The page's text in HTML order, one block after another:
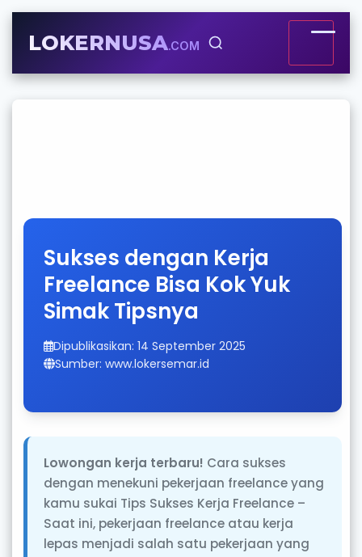
LOKERNUSA.COM
Sukses dengan Kerja
Freelance Bisa Kok Yuk
Simak Tipsnya
Dipublikasikan: 14 September 2025
Sumber: www.lokersemar.id
Lowongan kerja terbaru! Cara sukses
dengan menekuni pekerjaan freelance yang
kamu sukai Tips Sukses Kerja Freelance –
Saat ini, pekerjaan freelance atau kerja
lepas menjadi salah satu pekerjaan yang